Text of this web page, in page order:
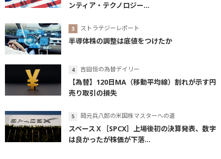
ンティア・テクノロジー...
ストラテジーレポート
半導体株の調整は底値をつけたか
吉田恒の為替デイリー
【為替】120日MA（移動平均線）割れが示す円
売り取引の損失
岡元兵八郎の米国株マスターへの道
スペースＸ［SPCX］上場後初の決算発表、数字
は良かったが株価が下落...